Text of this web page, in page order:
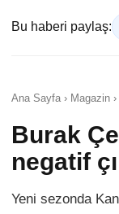
Bu haberi paylaş:
Ana Sayfa › Magazin
Burak
negatif
Yeni sezonda